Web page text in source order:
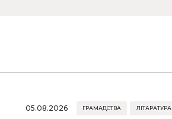
05.08.2026 ГРАМАДСТВА ЛІТАРАТУРА